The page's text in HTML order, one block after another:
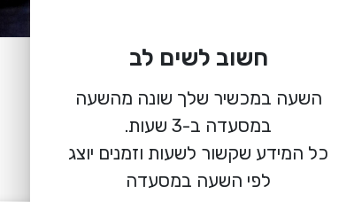
הזמנת מקום
אגאדיר דרורים
גלבוע 1, בני דרור
חשוב לשים לב
השעה במכשיר שלך שונה מהשעה
כל המידע שקשור לשעות וזמנים יוצג
לפי השעה במסעדה